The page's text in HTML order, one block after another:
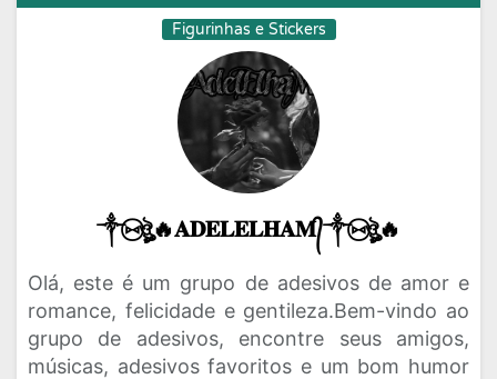
Figurinhas e Stickers
༒⑅⃝ঔৣ🔥𝐀𝐃𝐄𝐋𝐄𝐋𝐇𝐀𝐌᭄༒⑅⃝ঔৣ🔥
Olá, este é um grupo de adesivos de amor e
romance, felicidade e gentileza.Bem-vindo ao
grupo de adesivos, encontre seus amigos,
músicas, adesivos favoritos e um bom humor